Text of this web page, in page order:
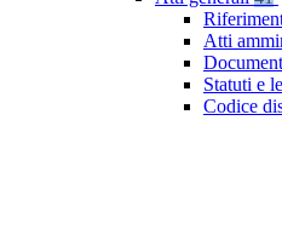
Atti
Statuti e
Codice